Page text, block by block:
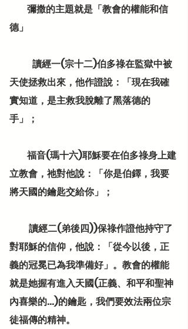
德」
天使拯救出來，他作證說：「現在我確
實知道，是主救我脫離了黑落德的
手」；
立教會，祂對他說：「你是伯鐸，我要
將天國的鑰匙交給你」；
對耶穌的信仰，他說：「從今以後，正
義的冠冕已為我準備好」。教會的權能
就是她握有進入天國(正義、和平和聖神
內喜樂的…)的鑰匙，我們要效法兩位宗
徒福傳的精神。